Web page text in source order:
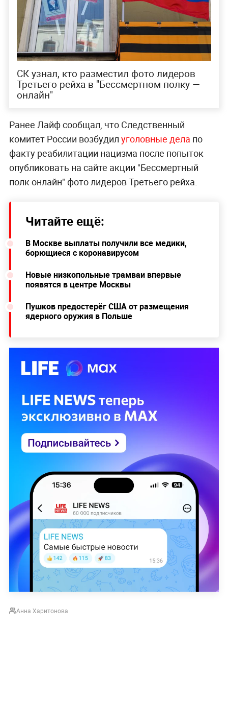
СК узнал, кто разместил фото лидеров
Третьего рейха в "Бессмертном полку —
онлайн"
Ранее Лайф сообщал, что Следственный
комитет России возбудил уголовные дела по
факту реабилитации нацизма после попыток
опубликовать на сайте акции "Бессмертный
полк онлайн" фото лидеров Третьего рейха.
Читайте ещё:
В Москве выплаты получили все медики,
борющиеся с коронавирусом
Новые низкопольные трамваи впервые
появятся в центре Москвы
Пушков предостерёг США от размещения
ядерного оружия в Польше
Аннa Харитонова